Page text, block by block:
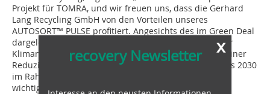
Projekt für TOMRA, und wir freuen uns, dass die Gerhard
Lang Recycling GmbH von den Vorteilen unseres
AUTOSORT™ PULSE profitiert. Angesichts des im Green Deal
dargelegten Engagements der Europäischen Union für
Klimaneu­tralität bis 2050 und des spezifischen Ziels einer
Reduzierung der Treibhausgasemissionen um 55 % bis 2030
im Rahmen der Initiative ‚Fit for 55‘ war es noch nie so
wichtig wie heute, nach Möglichkeiten zu suchen, die
x
recovery Newsletter